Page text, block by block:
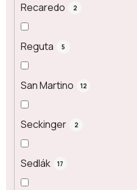
Recaredo 2
Reguta 5
San Martino 12
Seckinger 2
Sedlák 17